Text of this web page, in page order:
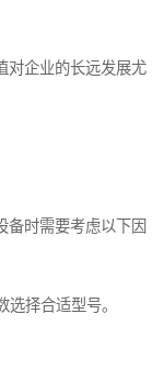
对企业的长远发展尤
备时需要考虑以下因
择合适型号。